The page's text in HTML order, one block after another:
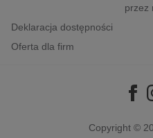
przez
Deklaracja dostępności
Oferta dla firm
Copyright ©